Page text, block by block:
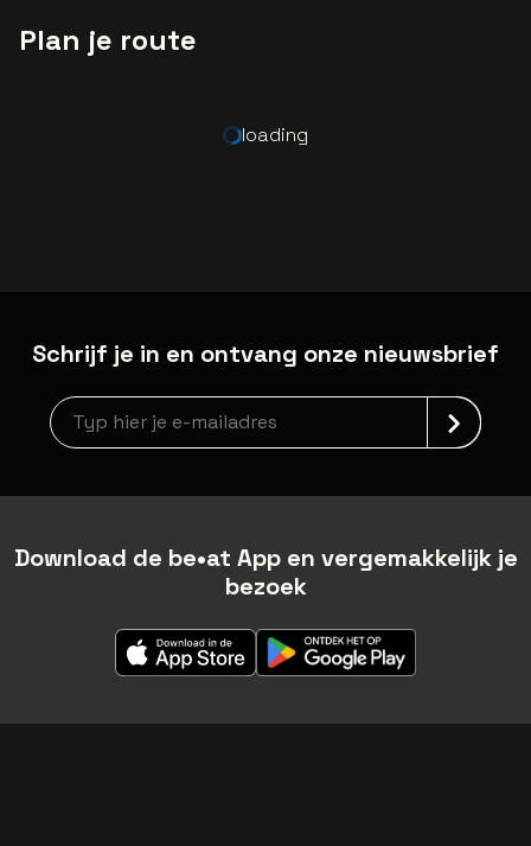
Plan je route
loading
Schrijf je in en ontvang onze nieuwsbrief
Nieuwsbrief aanmelding
Download de be•at App en vergemakkelijk je
bezoek